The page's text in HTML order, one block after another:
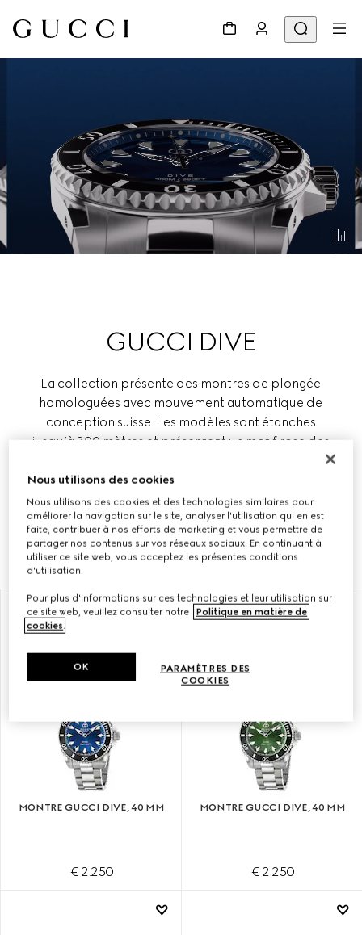
GUCCI DIVE
La collection présente des montres de plongée
homologuées avec mouvement automatique de
conception suisse. Les modèles sont étanches
jusqu’à 300 mètres et présentent un motif rose des
monde de la mer. La collection Gucci Dive
comprend également des modèles à quartz avec
bracelet en acier ou des versions plus sportives en
caoutchouc avec cadran noir uni.
MONTRE GUCCI DIVE, 40 MM
€ 2.250
MONTRE GUCCI DIVE, 40 MM
€ 2.250
Nous utilisons des cookies
Nous utilisons des cookies et des technologies similaires pour
améliorer la navigation sur le site, analyser l'utilisation qui en est
faite, contribuer à nos efforts de marketing et vous permettre de
partager nos contenus sur vos réseaux sociaux. En continuant à
utiliser ce site web, vous acceptez les présentes conditions
d'utilisation.
Pour plus d'informations sur ces technologies et leur utilisation sur
ce site web, veuillez consulter notre
Politique en matière de
cookies.
PARAMÈTRES DES
COOKIES
OK